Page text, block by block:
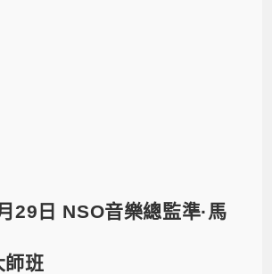
29日 NSO音樂總監準·馬
師班